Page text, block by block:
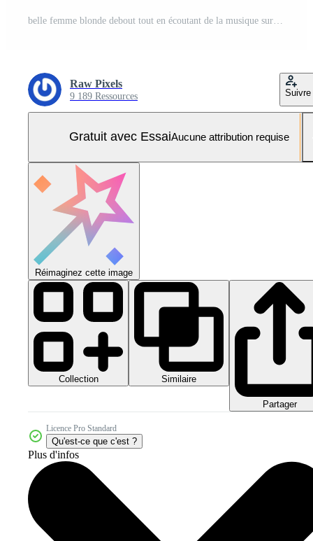
Raw Pixels
9 189 Ressources Suivre
Gratuit avec EssaiAucune attribution requise
Réimaginez cette image
Collection Similaire
Partager
Licence Pro Standard
Qu'est-ce que c'est ?
Plus d'infos